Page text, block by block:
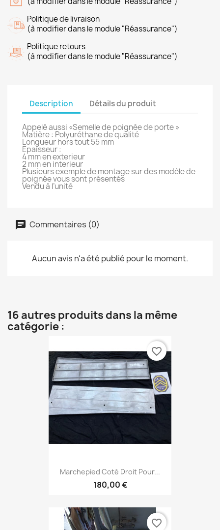
Politique de livraison
(à modifier dans le module "Réassurance")
Politique retours
(à modifier dans le module "Réassurance")
Description Détails du produit
Appelé aussi «Semelle de poignée de porte »
Matière : Polyuréthane de qualité
Longueur hors tout 55 mm
Epaisseur :
4 mm en exterieur
2 mm en interieur
Plusieurs exemple de montage sur des modèle de
poignée vous sont présentés
Vendu à l’unité
Commentaires (0)
Aucun avis n'a été publié pour le moment.
16 autres produits dans la même
catégorie :
Marchepied Coté Droit Pour...
180,00 €
favorite_border
favorite_border